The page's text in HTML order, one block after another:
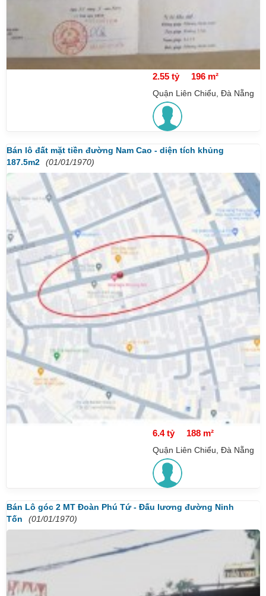
2.55 tỷ 196 m²
Quận Liên Chiểu, Đà Nẵng
Bán lô đất mặt tiền đường Nam Cao - diện tích khủng
187.5m2
(01/01/1970)
6.4 tỷ 188 m²
Quận Liên Chiểu, Đà Nẵng
Bán Lô góc 2 MT Đoàn Phú Tứ - Đấu lương đường Ninh
Tốn
(01/01/1970)